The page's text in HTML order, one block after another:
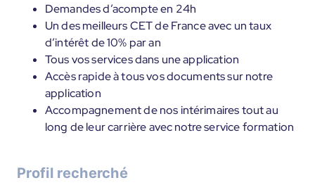
Demandes d’acompte en 24h
Un des meilleurs CET de France avec un taux
d’intérêt de 10% par an
Tous vos services dans une application
Accès rapide à tous vos documents sur notre
application
Accompagnement de nos intérimaires tout au
long de leur carrière avec notre service formation
Profil recherché